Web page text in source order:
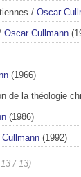
/ Oscar
Oscar Cullmann
(1966)
de la théologie
(1986)
(1992)
/ 13)